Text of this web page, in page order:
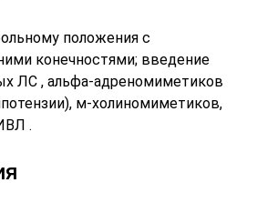
положения с
конечностями; введение
ЛС , альфа-адреномиметиков
м-холиномиметиков,
.